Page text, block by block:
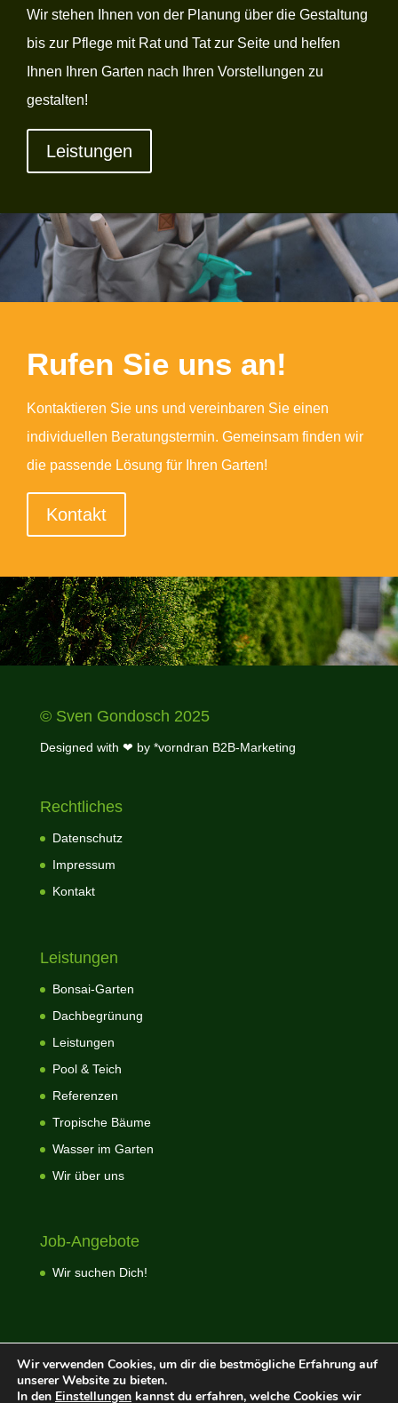
Wir stehen Ihnen von der Planung über die Gestaltung
bis zur Pflege mit Rat und Tat zur Seite und helfen
Ihnen Ihren Garten nach Ihren Vorstellungen zu
gestalten!
Leistungen
Rufen Sie uns an!
Kontaktieren Sie uns und vereinbaren Sie einen
individuellen Beratungstermin. Gemeinsam finden wir
die passende Lösung für Ihren Garten!
Kontakt
© Sven Gondosch 2025
Designed with ❤ by *vorndran B2B-Marketing
Rechtliches
Datenschutz
Impressum
Kontakt
Leistungen
Bonsai-Garten
Dachbegrünung
Leistungen
Pool & Teich
Referenzen
Tropische Bäume
Wasser im Garten
Wir über uns
Job-Angebote
Wir suchen Dich!
Wir verwenden Cookies, um dir die bestmögliche Erfahrung auf
unserer Website zu bieten.
In den Einstellungen kannst du erfahren, welche Cookies wir